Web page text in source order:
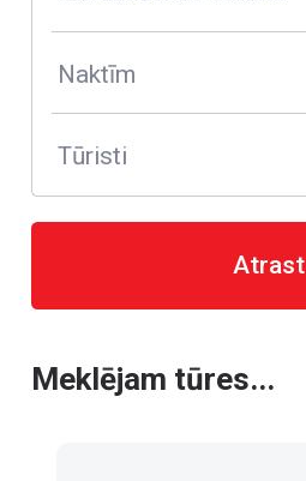
Naktīm
Tūristi
Atrast
Meklējam tūres...